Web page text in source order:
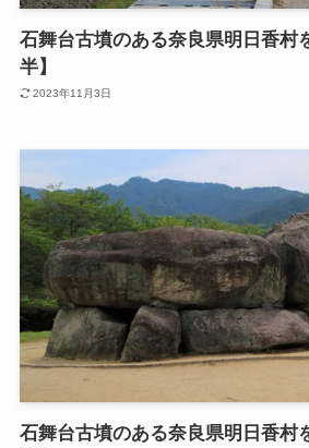
石舞台古墳のある奈良県明日香村
半】
2023年11月3日
石舞台古墳のある奈良県明日香村